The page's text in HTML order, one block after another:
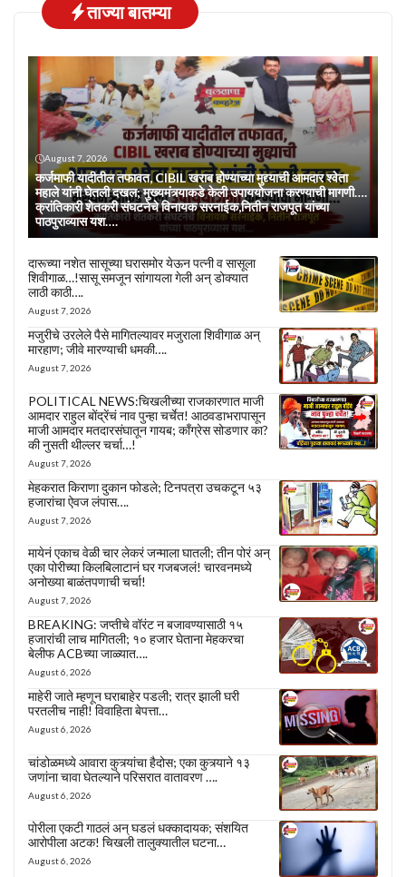
ताज्या बातम्या
August 7, 2026
कर्जमाफी यादीतील तफावत, CIBIL खराब होण्याच्या मुद्द्याची आमदार श्वेता
महाले यांनी घेतली दखल; मुख्यमंत्र्याकडे केली उपाययोजना करण्याची मागणी….
क्रांतिकारी शेतकरी संघटनेचे विनायक सरनाईक,नितीन राजपूत यांच्या
पाठपुराव्यास यश….
दारूच्या नशेत सासूच्या घरासमोर येऊन पत्नी व सासूला
शिवीगाळ…!सासू समजून सांगायला गेली अन् डोक्यात
लाठी काठी….
August 7, 2026
मजुरीचे उरलेले पैसे मागितल्यावर मजुराला शिवीगाळ अन्
मारहाण; जीवे मारण्याची धमकी….
August 7, 2026
POLITICAL NEWS:चिखलीच्या राजकारणात माजी
आमदार राहुल बोंद्रेंचं नाव पुन्हा चर्चेत! आठवडाभरापासून
माजी आमदार मतदारसंघातून गायब; काँग्रेस सोडणार का?
की नुसती थील्लर चर्चा…!
August 7, 2026
मेहकरात किराणा दुकान फोडले; टिनपत्रा उचकटून ५३
हजारांचा ऐवज लंपास….
August 7, 2026
मायेनं एकाच वेळी चार लेकरं जन्माला घातली; तीन पोरं अन्
एका पोरीच्या किलबिलाटानं घर गजबजलं! चारवनमध्ये
अनोख्या बाळंतपणाची चर्चा!
August 7, 2026
BREAKING: जप्तीचे वॉरंट न बजावण्यासाठी १५
हजारांची लाच मागितली; १० हजार घेताना मेहकरचा
बेलीफ ACBच्या जाळ्यात….
August 6, 2026
माहेरी जाते म्हणून घराबाहेर पडली; रात्र झाली घरी
परतलीच नाही! विवाहिता बेपत्ता…
August 6, 2026
चांडोळमध्ये आवारा कुत्र्यांचा हैदोस; एका कुत्र्याने १३
जणांना चावा घेतल्याने परिसरात वातावरण ….
August 6, 2026
पोरीला एकटी गाठलं अन् घडलं धक्कादायक; संशयित
आरोपीला अटक! चिखली तालुक्यातील घटना…
August 6, 2026